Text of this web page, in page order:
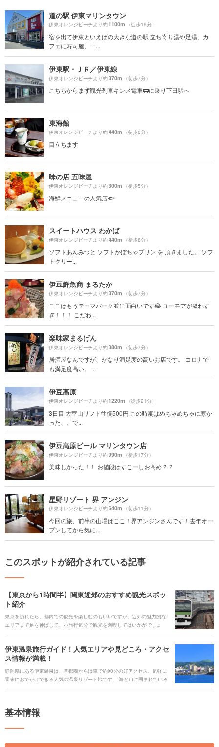
道の駅 伊東マリンタウン
伊東オレンジビーチより約1100m （徒歩19分）
宿を出て伊東といえばの大きな道の駅 立ち寄り湯や足湯、カ
フェに寿司屋、一...
伊東駅・ＪＲ／伊東線
伊東オレンジビーチより約370m （徒歩7分）
こちらからまず観光列車キンメ電車🚃に乗り下田駅へ
東海館
伊東オレンジビーチより約440m （徒歩8分）
目立ちます
味の店 五味屋
伊東オレンジビーチより約300m （徒歩5分）
海鮮メニューの人気店🐟
スイートハウス わかば
伊東オレンジビーチより約440m （徒歩8分）
ソフトあんみつと ソフトかぼちゃプリン を 頂きました。 ソフ
トクリー...
伊豆鮮魚商 まるたか
伊東オレンジビーチより約370m （徒歩7分）
ここはもうテーマパーク並に面白いです😂 ユーモアが溢れす
ぎ！！！ こだわ...
楽味家まるげん
伊東オレンジビーチより約380m （徒歩7分）
居酒屋なんですが、かなり満足度の高いお店です。 コロナで
も満足度高い。 ...
伊豆高原
伊東オレンジビーチより約1220m （徒歩21分）
3日目 大室山リフト往復500円 この時期はめちゃめちゃに寒か
った、、で...
伊豆高原ビール マリンタウン店
伊東オレンジビーチより約990m （徒歩17分）
美味しかった！！ お値段はすこーしお高め？？
星野リゾート 界 アンジン
伊東オレンジビーチより約640m （徒歩11分）
今回の旅、前半の山場はここ！界アンジンさんです！去年オー
プンしてから気に...
このスポットが紹介されている記事
【東京から1時間半】関東近郊のおすすめ観光スポッ
ト紹介
東京を訪れたら、都内での観光を楽しむのもいいですが、近郊の魅力的な
エリアまで足を伸ばして、小旅行気分で観光を満喫してはいかがでしょ
けるエリアと、そのエリアおすすめのスポットをご紹介します。
伊東温泉旅行ガイド！人気エリアや見どころ・アクセ
ス情報が満載！
静岡県にある伊東温泉は、首都圏からは車で約90分の好アクセス、気軽に
週末におでかけできる人気の温泉リゾート地です。 海と山に囲まれている
基本情報